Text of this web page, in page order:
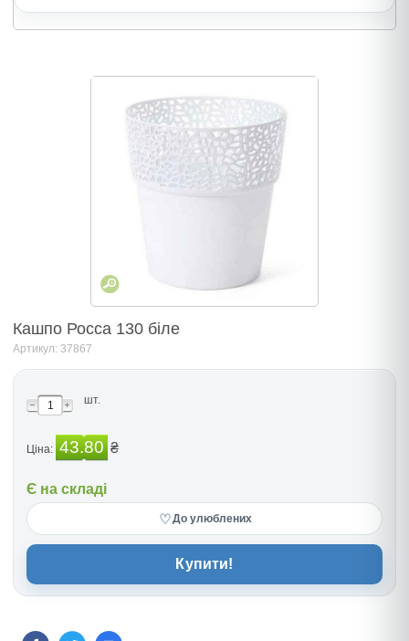
Кашпо Росса 130 біле
Артикул: 37867
шт.
Ціна: 43.80 ₴
Є на складі
♡До улюблених
Купити!